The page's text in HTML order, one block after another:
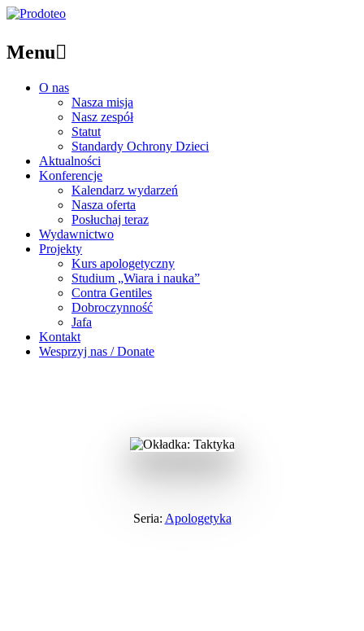
Menu
O nas
Nasza misja
Nasz zespół
Statut
Standardy Ochrony Dzieci
Aktualności
Konferencje
Kalendarz wydarzeń
Nasza oferta
Posłuchaj teraz
Wydawnictwo
Projekty
Kurs apologetyczny
Studium „Wiara i nauka”
Contra Gentiles
Dobroczynność
Jafa
Kontakt
Wesprzyj nas / Donate
Seria: Apologetyka